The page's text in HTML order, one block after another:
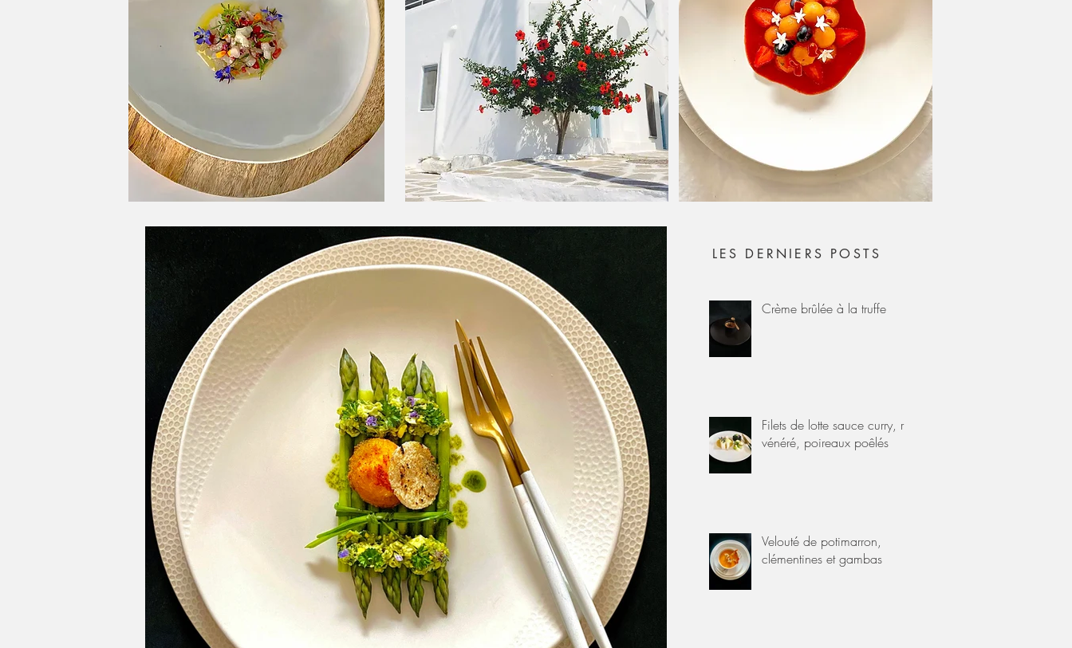
LES DERNIERS POSTS
Crème brûlée à la truffe
Filets de lotte sauce curry, riz
vénéré, poireaux poêlés
Velouté de potimarron,
clémentines et gambas